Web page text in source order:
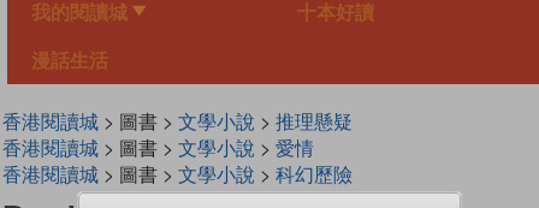
我的閱讀城 十本好讀
漫話生活
香港閱讀城> 圖書 > 文學小說 > 推理懸疑
香港閱讀城> 圖書 > 文學小說 > 愛情
香港閱讀城> 圖書 > 文學小說 > 科幻歷險